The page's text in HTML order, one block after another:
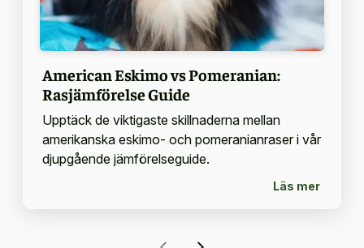
American Eskimo vs Pomeranian:
Rasjämförelse Guide
Upptäck de viktigaste skillnaderna mellan
amerikanska eskimo- och pomeranianraser i vår
djupgående jämförelseguide.
Läs mer